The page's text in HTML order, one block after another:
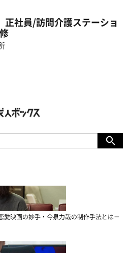
正社員/訪問介護ステーショ
愛映画の妙手・今泉力哉の制作手法とは－